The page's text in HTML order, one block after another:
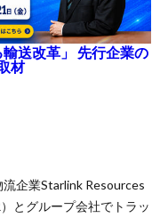
送改革」 先行企業の
材
企業Starlink Resources
とグループ会社でトラッ